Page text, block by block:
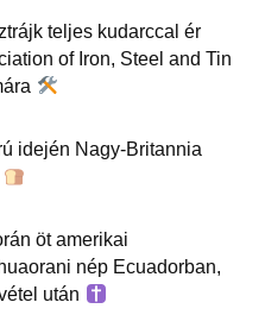
teljes kudarccal ér
of Iron, Steel and Tin
idején Nagy-Britannia
öt amerikai
nép Ecuadorban,
után